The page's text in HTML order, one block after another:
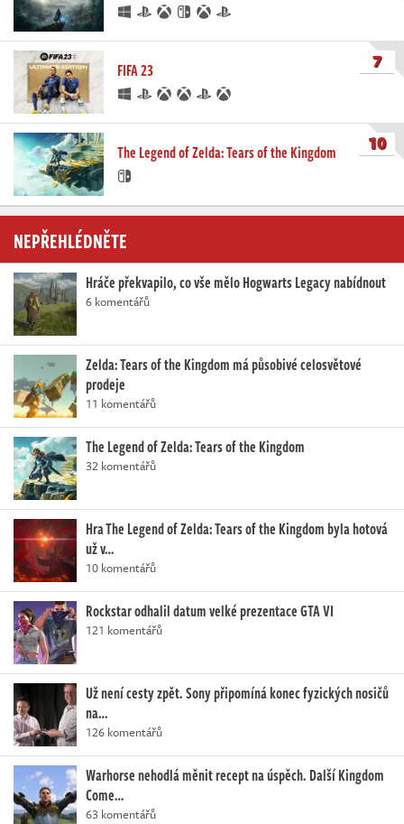
FIFA 23 7
The Legend of Zelda: Tears of the Kingdom 10
NEPŘEHLÉDNĚTE
Hráče překvapilo, co vše mělo Hogwarts Legacy nabídnout
6 komentářů
Zelda: Tears of the Kingdom má působivé celosvětové
prodeje
11 komentářů
The Legend of Zelda: Tears of the Kingdom
32 komentářů
Hra The Legend of Zelda: Tears of the Kingdom byla hotová
už v…
10 komentářů
Rockstar odhalil datum velké prezentace GTA VI
121 komentářů
Už není cesty zpět. Sony připomíná konec fyzických nosičů
na…
126 komentářů
Warhorse nehodlá měnit recept na úspěch. Další Kingdom
Come…
63 komentářů